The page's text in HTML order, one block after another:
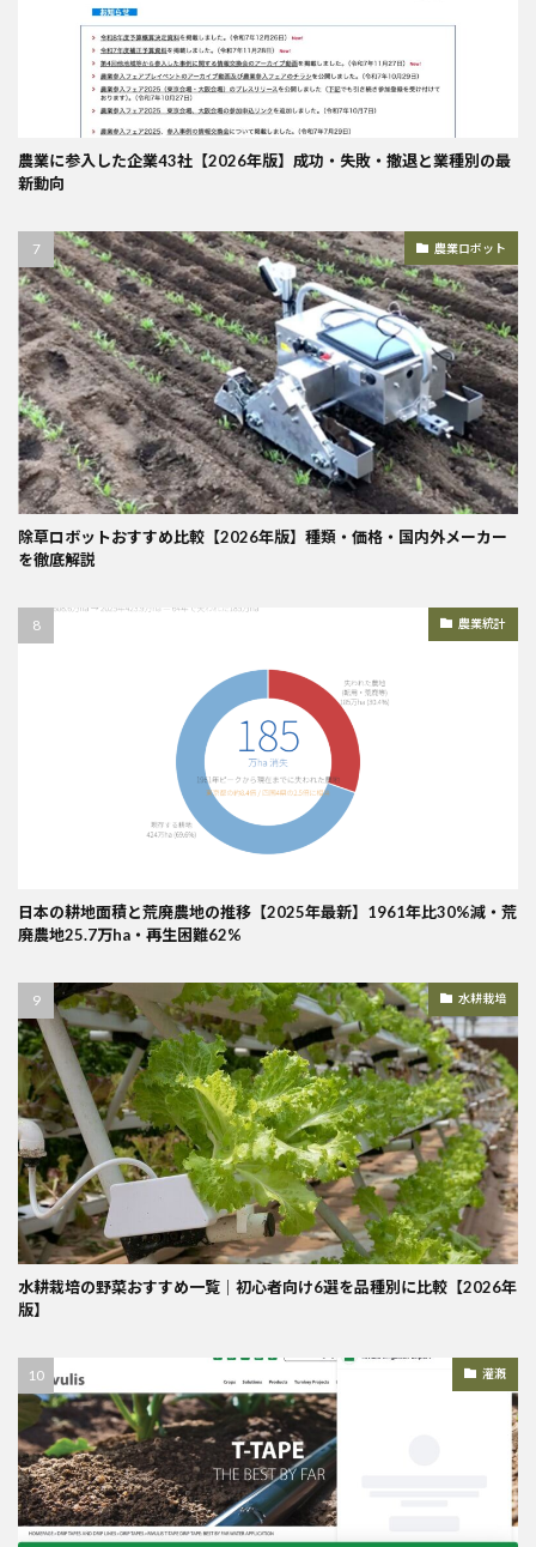
農業に参入した企業43社【2026年版】成功・失敗・撤退と業種別の最
新動向
農業ロボット
除草ロボットおすすめ比較【2026年版】種類・価格・国内外メーカー
を徹底解説
農業統計
日本の耕地面積と荒廃農地の推移【2025年最新】1961年比30%減・荒
廃農地25.7万ha・再生困難62%
水耕栽培
水耕栽培の野菜おすすめ一覧｜初心者向け6選を品種別に比較【2026年
版】
灌漑